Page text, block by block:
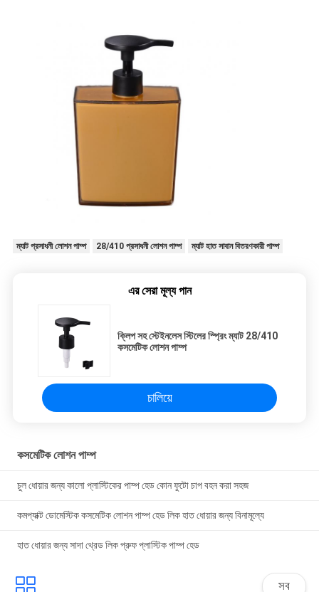
ম্যাট প্রসাধনী লোশন পাম্প 28/410 প্রসাধনী লোশন পাম্প ম্যাট হাত সাবান বিতরণকারী পাম্প
এর সেরা মূল্য পান
ক্লিপ সহ স্টেইনলেস স্টিলের স্প্রিং ম্যাট 28/410
কসমেটিক লোশন পাম্প
চালিয়ে
কসমেটিক লোশন পাম্প
চুল ধোয়ার জন্য কালো প্লাস্টিকের পাম্প হেড কোন ফুটো চাপ বহন করা সহজ
কমপ্যাক্ট ডোমেস্টিক কসমেটিক লোশন পাম্প হেড লিক হাত ধোয়ার জন্য বিনামূল্যে
হাত ধোয়ার জন্য সাদা থ্রেড লিক প্রুফ প্লাস্টিক পাম্প হেড
সব